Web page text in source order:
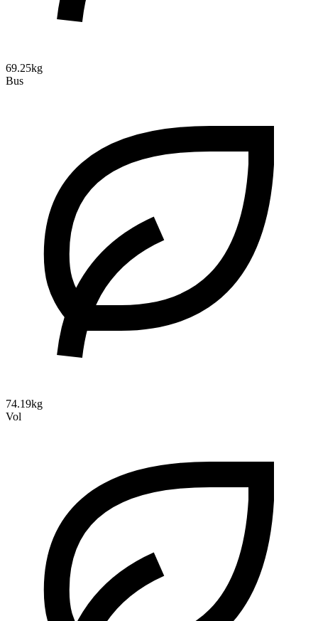
69.25kg
Bus
74.19kg
Vol